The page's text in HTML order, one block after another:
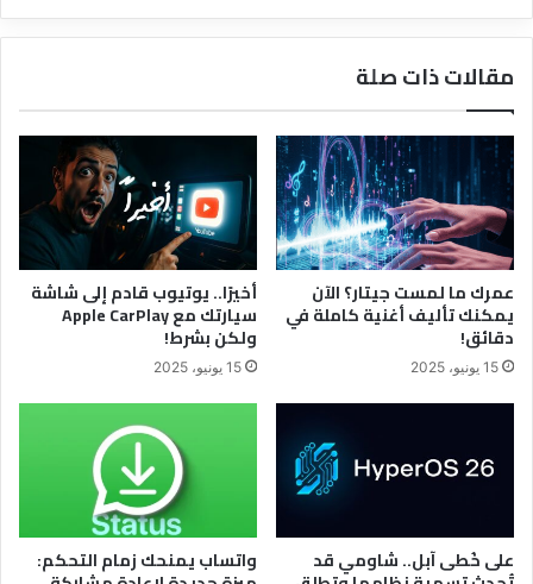
مقالات ذات صلة
عمرك ما لمست جيتار؟ الآن
يمكنك تأليف أغنية كاملة في
دقائق!
15 يونيو، 2025
أخيرًا.. يوتيوب قادم إلى شاشة
سيارتك مع Apple CarPlay
ولكن بشرط!
15 يونيو، 2025
على خُطى آبل.. شاومي قد واتساب يمنحك زمام التحكم: